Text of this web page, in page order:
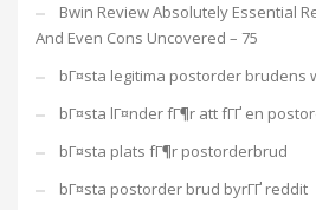
Bwin Review Absolutely Essential
And Even Cons Uncovered – 75
bГ¤sta legitima postorder brudens
bГ¤sta lГ¤nder fГ¶r att fГҐ en
bГ¤sta plats fГ¶r postorderbrud
bГ¤sta postorder brud byrГҐ reddit